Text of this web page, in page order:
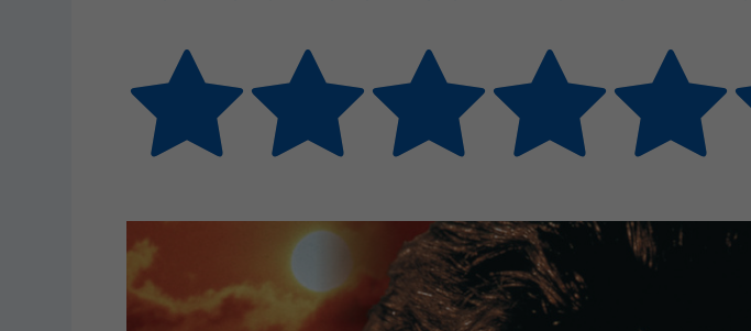
Rate this item: Submit Rating